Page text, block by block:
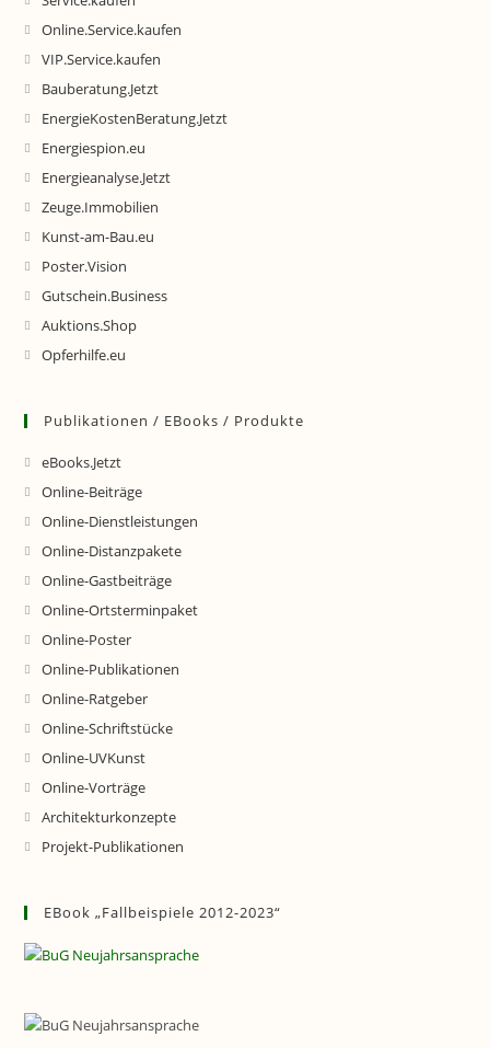
Online.Service.kaufen
VIP.Service.kaufen
Bauberatung.Jetzt
EnergieKostenBeratung.Jetzt
Energiespion.eu
Energieanalyse.Jetzt
Zeuge.Immobilien
Kunst-am-Bau.eu
Poster.Vision
Gutschein.Business
Auktions.Shop
Opferhilfe.eu
Publikationen / EBooks / Produkte
eBooks.Jetzt
Online-Beiträge
Online-Dienstleistungen
Online-Distanzpakete
Online-Gastbeiträge
Online-Ortsterminpaket
Online-Poster
Online-Publikationen
Online-Ratgeber
Online-Schriftstücke
Online-UVKunst
Online-Vorträge
Architekturkonzepte
Projekt-Publikationen
EBook „Fallbeispiele 2012-2023“